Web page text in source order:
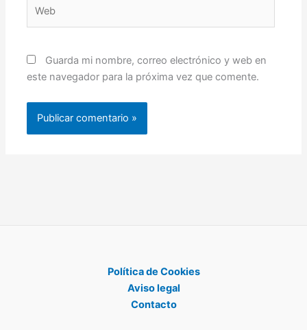
Guarda mi nombre, correo electrónico y web en
este navegador para la próxima vez que comente.
Política de Cookies
Aviso legal
Contacto